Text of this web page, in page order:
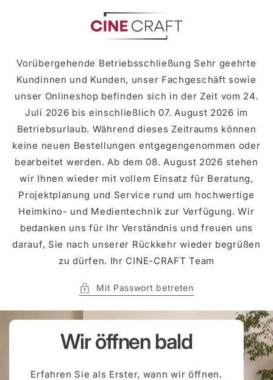
Vorübergehende Betriebsschließung Sehr geehrte
Kundinnen und Kunden, unser Fachgeschäft sowie
unser Onlineshop befinden sich in der Zeit vom 24.
Juli 2026 bis einschließlich 07. August 2026 im
Betriebsurlaub. Während dieses Zeitraums können
keine neuen Bestellungen entgegengenommen oder
bearbeitet werden. Ab dem 08. August 2026 stehen
wir Ihnen wieder mit vollem Einsatz für Beratung,
Projektplanung und Service rund um hochwertige
Heimkino- und Medientechnik zur Verfügung. Wir
bedanken uns für Ihr Verständnis und freuen uns
darauf, Sie nach unserer Rückkehr wieder begrüßen
zu dürfen. Ihr CINE-CRAFT Team
Mit Passwort betreten
Wir öffnen bald
Erfahren Sie als Erster, wann wir öffnen.